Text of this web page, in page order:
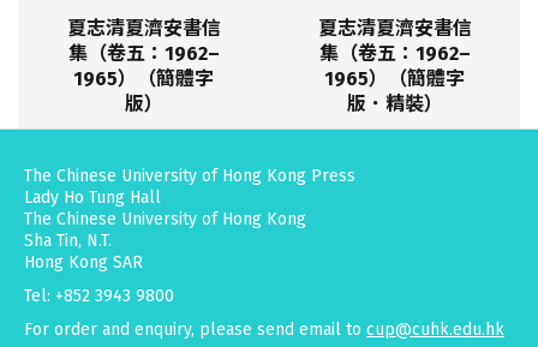
夏志清夏濟安書信
集（卷五：1962–
1965）（簡體字
版）
夏志清夏濟安書信
集（卷五：1962–
1965）（簡體字
版．精裝）
The Chinese University of Hong Kong Press
Lady Ho Tung Hall
The Chinese University of Hong Kong
Sha Tin, N.T.
Hong Kong SAR
Tel: +852 3943 9800
For order and enquiry, please send email to cup@cuhk.edu.hk